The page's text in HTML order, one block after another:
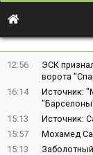
12:56
ЭСК
ворота
16:14
Источник:
15:13
Источник:
15:57
Мохамед
15:13